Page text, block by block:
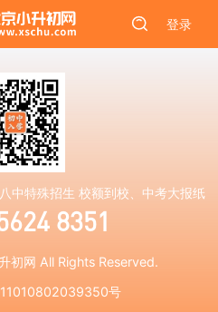
登录
中特殊招生 校额到校、中考大报纸
8351
初网 All Rights Reserved.
号